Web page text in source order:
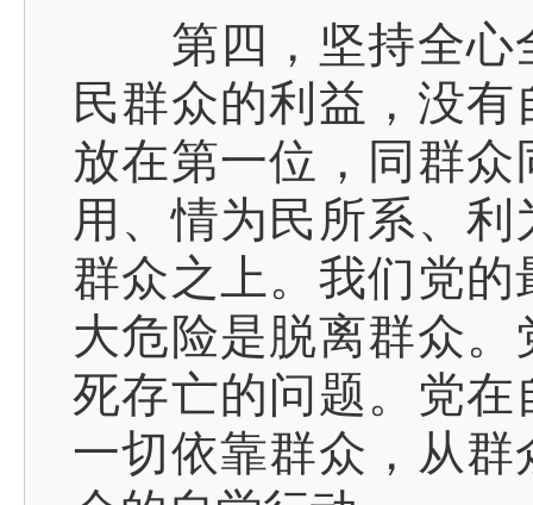
第四，坚持全心
民群众的利益，没
放在第一位，同群
用、情为民所系、
群众之上。我们党
大危险是脱离群众
死存亡的问题。党
一切依靠群众，从